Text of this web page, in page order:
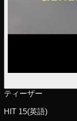
ティーザー
HIT 15(英語)